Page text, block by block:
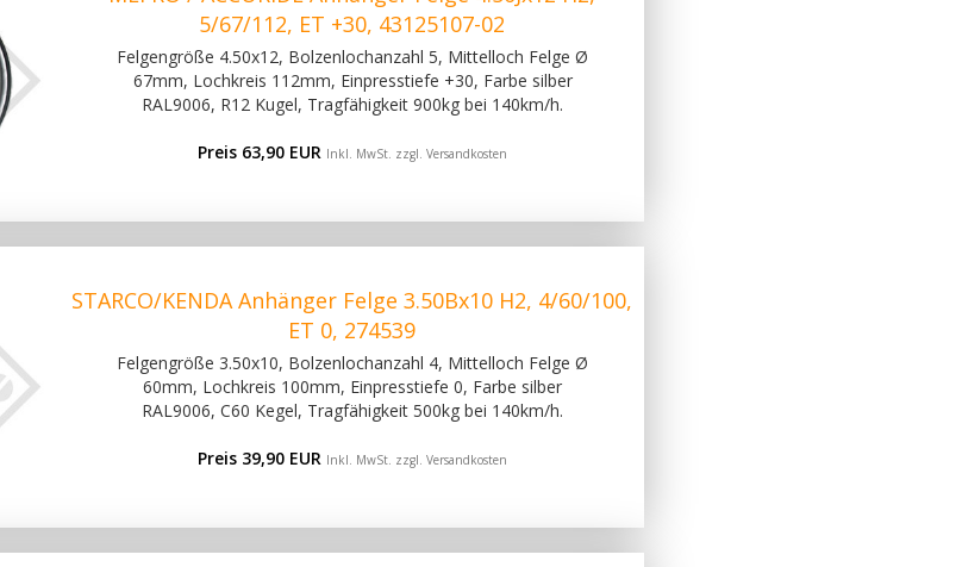
5/67/112, ET +30, 43125107-02
Felgengröße 4.50x12, Bolzenlochanzahl 5, Mittelloch Felge Ø
67mm, Lochkreis 112mm, Einpresstiefe +30, Farbe silber
RAL9006, R12 Kugel, Tragfähigkeit 900kg bei 140km/h.
Preis 63,90 EUR Inkl. MwSt. zzgl. Versandkosten
STARCO/KENDA Anhänger Felge 3.50Bx10 H2, 4/60/100,
ET 0, 274539
Felgengröße 3.50x10, Bolzenlochanzahl 4, Mittelloch Felge Ø
60mm, Lochkreis 100mm, Einpresstiefe 0, Farbe silber
RAL9006, C60 Kegel, Tragfähigkeit 500kg bei 140km/h.
Preis 39,90 EUR Inkl. MwSt. zzgl. Versandkosten